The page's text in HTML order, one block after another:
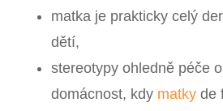
matka je prakticky celý
dětí,
stereotypy ohledně péče
domácnost, kdy matkyde